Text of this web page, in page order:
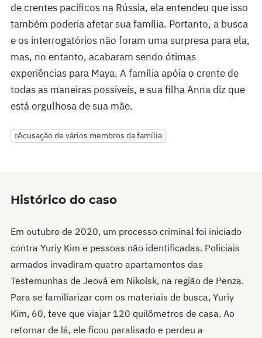
de crentes pacíficos na Rússia, ela entendeu que isso
também poderia afetar sua família. Portanto, a busca
e os interrogatórios não foram uma surpresa para ela,
mas, no entanto, acabaram sendo ótimas
experiências para Maya. A família apóia o crente de
todas as maneiras possíveis, e sua filha Anna diz que
está orgulhosa de sua mãe.
Acusação de vários membros da família
Histórico do caso
Em outubro de 2020, um processo criminal foi iniciado
contra Yuriy Kim e pessoas não identificadas. Policiais
armados invadiram quatro apartamentos das
Testemunhas de Jeová em Nikolsk, na região de Penza.
Para se familiarizar com os materiais de busca, Yuriy
Kim, 60, teve que viajar 120 quilômetros de casa. Ao
retornar de lá, ele ficou paralisado e perdeu a